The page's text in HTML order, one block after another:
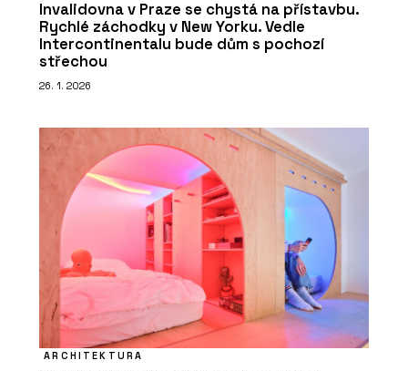
Invalidovna v Praze se chystá na přístavbu.
Rychlé záchodky v New Yorku. Vedle
Intercontinentalu bude dům s pochozí
střechou
26. 1. 2026
ARCHITEKTURA